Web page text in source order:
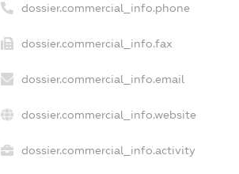
dossier.commercial_info.phone
dossier.commercial_info.fax
dossier.commercial_info.email
dossier.commercial_info.website
dossier.commercial_info.activity